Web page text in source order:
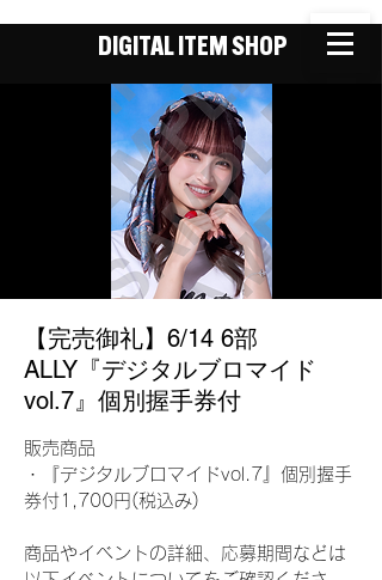
DIGITAL ITEM SHOP
【完売御礼】6/14 6部
ALLY『デジタルブロマイド
vol.7』個別握手券付
販売商品
・『デジタルブロマイドvol.7』個別握手
券付1,700円(税込み)
商品やイベントの詳細、応募期間などは